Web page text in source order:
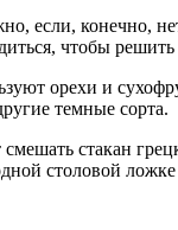
если, конечно,
чтобы
орехи и
темные сорта.
стакан
столовой